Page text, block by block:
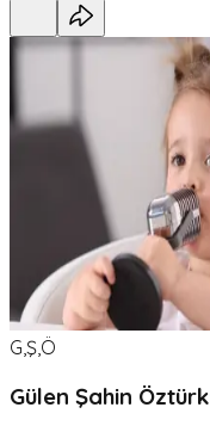
G,Ş,Ö
Gülen Şahin Öztürk